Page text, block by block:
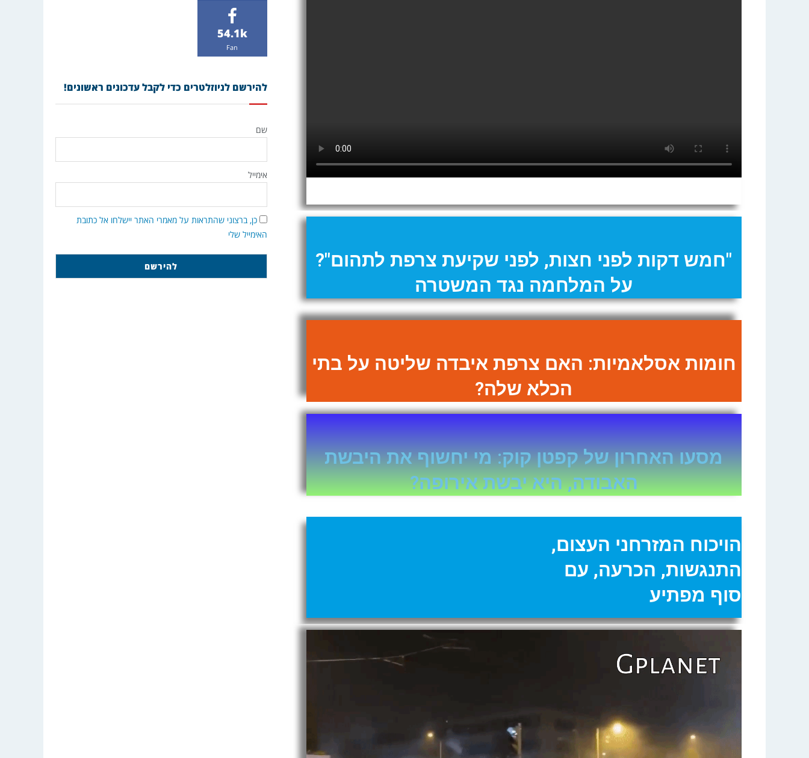
"חמש דקות לפני חצות, לפני שקיעת צרפת לתהום"?
על המלחמה נגד המשטרה
חומות אסלאמיות: האם צרפת איבדה שליטה על בתי
הכלא שלה?
מסעו האחרון של קפטן קוק: מי יחשוף את היבשת
האבודה, היא יבשת אירופה?
הויכוח המזרחני העצום,
התנגשות, הכרעה, עם
סוף מפתיע
54.1k
Fan
להירשם לניוזלטרים כדי לקבל עדכונים ראשונים!
שם
אימייל
כן, ברצוני שהתראות על מאמרי האתר יישלחו אל כתובת
האימייל שלי